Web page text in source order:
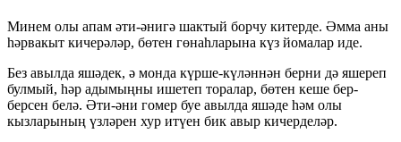
Минем олы апам әти-әнигә шактый борчу китерде. Әмма аны
һәрвакыт кичерәләр, бөтен гөнаһларына күз йомалар иде.
Без авылда яшәдек, ә монда күрше-күләннән берни дә яшереп
булмый, һәр адымыңны ишетеп торалар, бөтен кеше бер-
берсен белә. Әти-әни гомер буе авылда яшәде һәм олы
кызларының үзләрен хур итүен бик авыр кичерделәр.